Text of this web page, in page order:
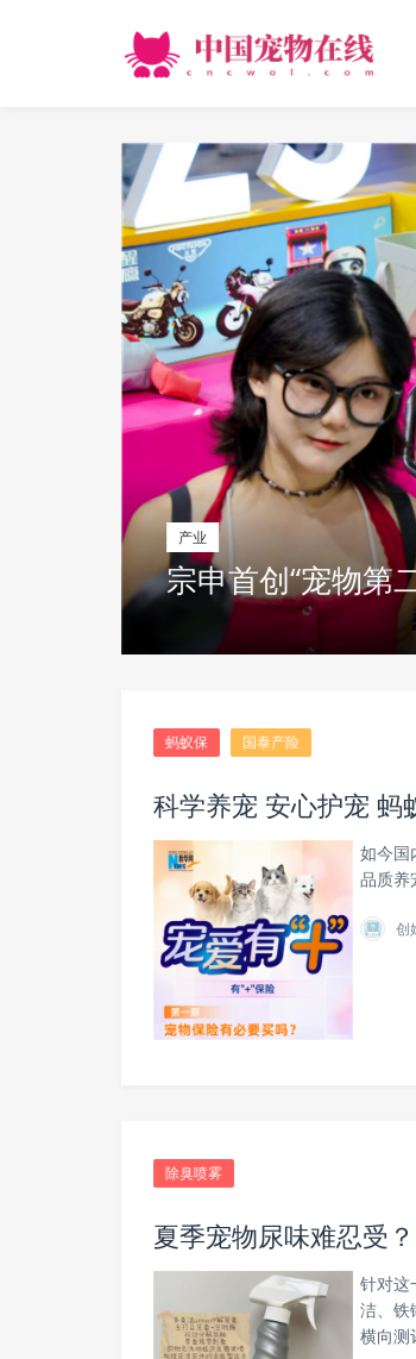
产业
宗申首创“宠物第
精选
2026年哪款猫咪
特滴派
蚂蚁保 国泰产险
科学养宠 安心护宠 蚂
如今国
品质养
创
除臭喷雾
夏季宠物尿味难忍受
针对这
洁、铁
横向测